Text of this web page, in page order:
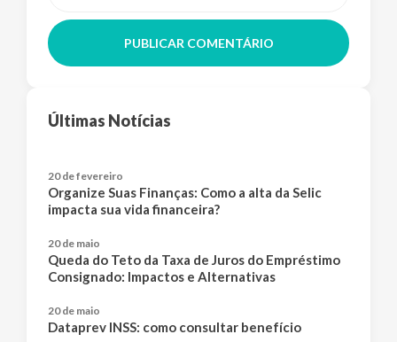
PUBLICAR COMENTÁRIO
Últimas Notícias
20 de fevereiro
Organize Suas Finanças: Como a alta da Selic
impacta sua vida financeira?
20 de maio
Queda do Teto da Taxa de Juros do Empréstimo
Consignado: Impactos e Alternativas
20 de maio
Dataprev INSS: como consultar benefício